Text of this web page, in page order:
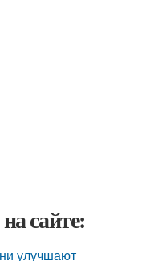
сайте:
улучшают